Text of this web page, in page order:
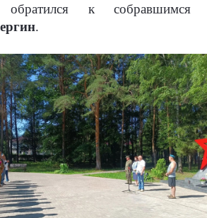
к собравшимся
.